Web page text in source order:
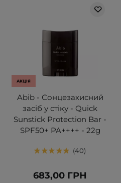
АКЦІЯ
Abib - Сонцезахисний
засіб у стіку - Quick
Sunstick Protection Bar -
SPF50+ PA++++ - 22g
40
683,00 ГРН